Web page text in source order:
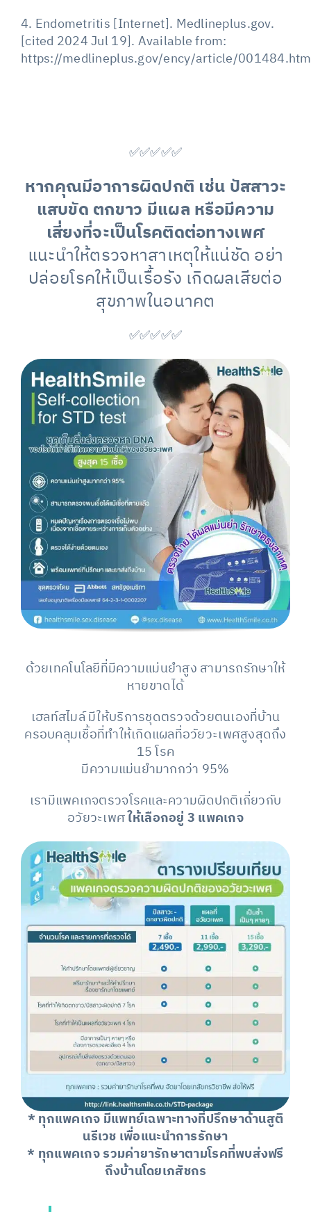
4. Endometritis [Internet]. Medlineplus.gov.
[cited 2024 Jul 19]. Available from:
https://medlineplus.gov/ency/article/001484.htm
✅✅✅✅✅
หากคุณมีอาการผิดปกติ เช่น ปัสสาวะ
แสบขัด ตกขาว มีแผล หรือมีความ
เสี่ยงที่จะเป็นโรคติดต่อทางเพศ
แนะนำให้ตรวจหาสาเหตุให้แน่ชัด อย่า
ปล่อยโรคให้เป็นเรื้อรัง เกิดผลเสียต่อ
สุขภาพในอนาคต
✅✅✅✅✅
ด้วยเทคโนโลยีที่มีความแม่นยำสูง สามารถรักษาให้
หายขาดได้
เฮลท์สไมล์ มีให้บริการชุดตรวจด้วยตนเองที่บ้าน
ครอบคลุมเชื้อที่ทำให้เกิดแผลที่อวัยวะเพศสูงสุดถึง
15 โรค
มีความแม่นยำมากกว่า 95%
เรามีแพคเกจตรวจโรคและความผิดปกติเกี่ยวกับ
อวัยวะเพศให้เลือกอยู่ 3 แพคเกจ
* ทุกแพคเกจ มีแพทย์เฉพาะทางที่ปรึกษาด้านสูติ
นรีเวช เพื่อแนะนำการรักษา
* ทุกแพคเกจ รวมค่ายารักษาตามโรคที่พบส่งฟรี
ถึงบ้านโดยเภสัชกร